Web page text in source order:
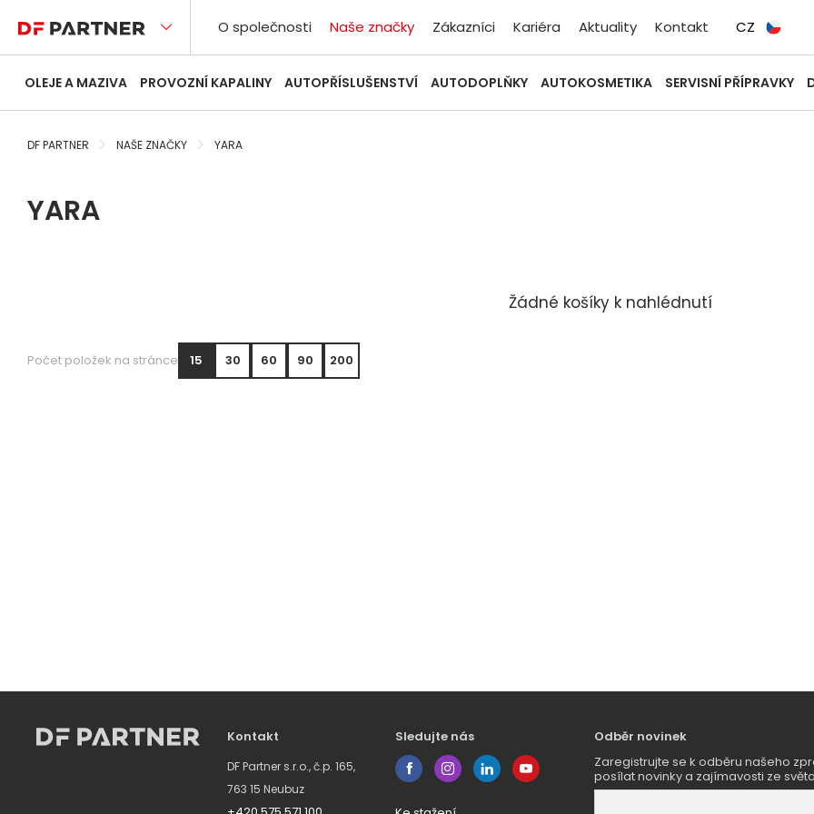
O společnosti Naše značky Zákazníci Kariéra Aktuality Kontakt CZ
OLEJE A MAZIVA PROVOZNÍ KAPALINY AUTOPŘÍSLUŠENSTVÍ AUTODOPLŇKY AUTOKOSMETIKA SERVISNÍ PŘÍPRAVKY
DF PARTNER NAŠE ZNAČKY YARA
YARA
Žádné košíky k nahlédnutí
Počet položek na stránce 15 30 60 90 200
Kontakt
DF Partner s.r.o., č.p. 165,
763 15 Neubuz
Sledujte nás
Odběr novinek
Zaregistrujte se k odběru našeho
posílat novinky a zajímavosti ze světa